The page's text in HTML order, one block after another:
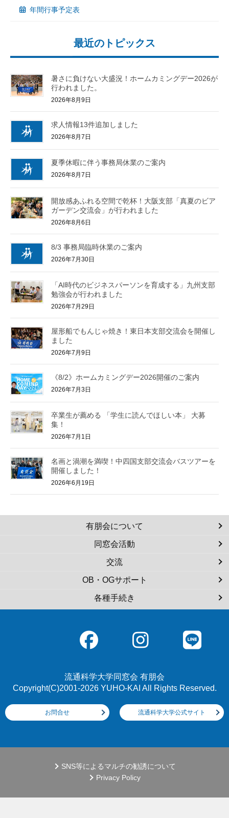
年間行事予定表
最近のトピックス
暑さに負けない大盛況！ホームカミングデー2026が
行われました。
2026年8月9日
求人情報13件追加しました
2026年8月7日
夏季休暇に伴う事務局休業のご案内
2026年8月7日
開放感あふれる空間で乾杯！大阪支部「真夏のビア
ガーデン交流会」が行われました
2026年8月6日
8/3 事務局臨時休業のご案内
2026年7月30日
「AI時代のビジネスパーソンを育成する」九州支部
勉強会が行われました
2026年7月29日
屋形船でもんじゃ焼き！東日本支部交流会を開催し
ました
2026年7月9日
《8/2》ホームカミングデー2026開催のご案内
2026年7月3日
卒業生が薦める 「学生に読んでほしい本」 大募
集！
2026年7月1日
名画と渦潮を満喫！中四国支部交流会バスツアーを
開催しました！
2026年6月19日
有朋会について
同窓会活動
交流
OB・OGサポート
各種手続き
流通科学大学同窓会 有朋会
Copyright(C)2001-2026 YUHO-KAI All Rights Reserved.
お問合せ 流通科学大学公式サイト
SNS等によるマルチの勧誘について
Privacy Policy